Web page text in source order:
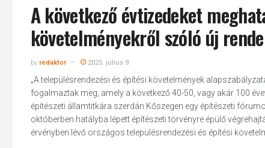
A következő évtizedeket
követelményekről szóló új
by redaktor 2025. július 9.
„A településrendezési és építési követelmények
fogalmaztak meg, amely a következő 40-50, vagy akár 100
építészeti államtitkára szerdán Kőszegen egy építészeti
októberben hatályba lépett építészeti törvényre épülő
érvényben lévő országos településrendezési és építési